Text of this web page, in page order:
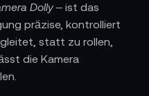
Dolly– ist das
präzise, kontrolliert
statt zu rollen,
die Kamera